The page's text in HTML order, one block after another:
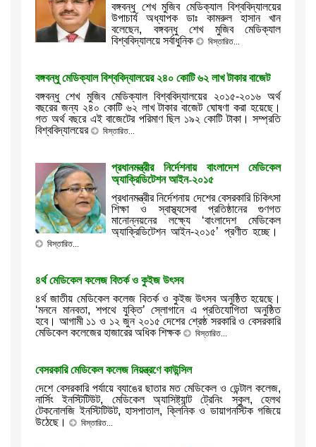
বঙ্গবন্ধু শেখ মুজিব মেডিক্যাল বিশ্ববিদ্যালয়ের
উপাচার্য
অধ্যাপক ডাঃ কামরুল হাসান
খান
বলেছেন, বঙ্গবন্ধু শেখ মুজিব
মেডিক্যাল
বিশ্ববিদ্যালয়ে সর্বাধুনিক বিস্তারিত...
বঙ্গবন্ধু মেডিক্যাল বিশ্ববিদ্যালয়ের ২৪০ কোটি ৬২ লাখ টাকার বাজেট
বঙ্গবন্ধু শেখ মুজিব মেডিক্যাল বিশ্ববিদ্যালয়ের ২০১৫-২০১৬ অর্থ
বছরের জন্য ২৪০ কোটি ৬২ লাখ টাকার বাজেট ঘোষণা করা হয়েছে।
গত অর্থ বছরে এই বাজেটের পরিমাণ ছিল ১৯২ কোটি টাকা। সম্প্রতি
বিশ্ববিদ্যালয়ের
বিস্তারিত...
প্রধানমন্ত্রীর নির্দেশনায় বাংলাদেশ মেডিকেল
অ্যাক্রিডিটেশন আইন-২০১৫
প্রধানমন্ত্রীর নির্দেশনায় দেশের বেসরকারি চিকিৎসা
শিক্ষা ও স্বাস্থ্যসেবা প্রতিষ্ঠানের গুণগত
মানোন্নয়নের লক্ষ্যে ‘বাংলাদেশ মেডিকেল
অ্যাক্রিডিটেশন আইন-২০১৫’ প্রণীত হচ্ছে।
বিস্তারিত...
৪র্থ মেডিকেল কলেজ বিতর্ক ও কুইজ উৎসব
৪র্থ জাতীয় মেডিকেল কলেজ বিতর্ক ও কুইজ উৎসব অনুষ্ঠিত হয়েছে।
‘মননে মানবতা, শপথে যুক্তি’ স্লোগানে এ প্রতিযোগিতা অনুষ্ঠিত
হবে। আগামী ১১ ও ১২ জুন ২০১৫ দেশের শ্রেষ্ঠ সরকারি ও বেসরকারি
মেডিকেল কলেজের হাজারের অধিক শিক্ষক
বিস্তারিত...
বেসরকারি মেডিকেল কলেজ নিয়ন্ত্রণে কাউন্সিল
দেশে বেসরকারি পর্যায়ে ব্যাঙের ছাতার মত মেডিকেল ও ডেন্টাল কলেজ,
নার্সিং ইনস্টিটিউট, মেডিকেল অ্যাসিষ্ট্যান্ট ট্রেনিং স্কুল, হেলথ
টেকনোলজি ইনস্টিটিউট, হাসপাতাল, ক্লিনিক ও ডায়াগনস্টিক গজিয়ে
উঠেছে।
বিস্তারিত...